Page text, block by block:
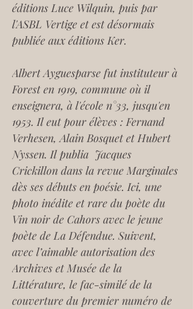
éditions Luce Wilquin, puis par
l'ASBL Vertige et est désormais
publiée aux éditions Ker.
Albert Ayguesparse fut instituteur à
Forest en 1919, commune où il
enseignera, à l'école n°33, jusqu'en
1953. Il eut pour élèves : Fernand
Verhesen, Alain Bosquet et Hubert
Nyssen. Il publia  Jacques
Crickillon dans la revue Marginales
dès ses débuts en poésie. Ici, une
photo inédite et rare du poète du
Vin noir de Cahors avec le jeune
poète de La Défendue. Suivent,
avec l’aimable autorisation des
Archives et Musée de la
Littérature, le fac-similé de la
couverture du premier numéro de